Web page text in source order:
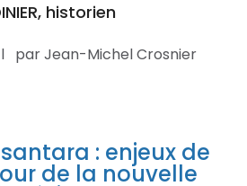
historien
par Jean-Michel Crosnier
: enjeux de
de la nouvelle